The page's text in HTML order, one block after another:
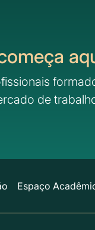
de
Espaço